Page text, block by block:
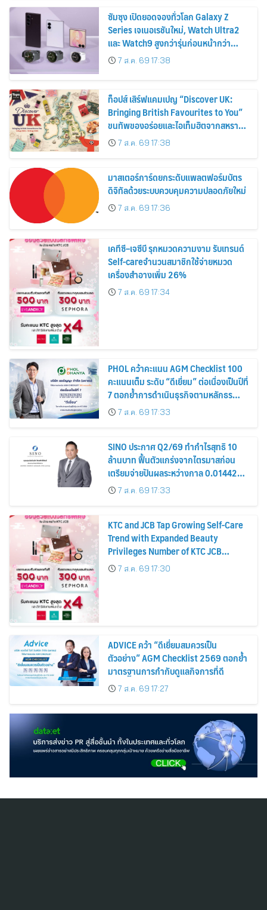
ซัมซุง เปิดยอดจองทั่วโลก Galaxy Z
Series เจเนอเรชันใหม่, Watch Ultra2
และ Watch9 สูงกว่ารุ่นก่อนหน้ากว่า
30%7 ส.ค. 69 17:38
ท็อปส์ เสิร์ฟแคมเปญ “Discover UK:
Bringing British Favourites to You”
ขนทัพของอร่อยและไอเท็มฮิตจากสหราช
อาณาจักร ส่งตรงถึงมือตั้งแต่วันนี้ – 18
สิงหาคมนี้
7 ส.ค. 69 17:38
มาสเตอร์การ์ดยกระดับแพลตฟอร์มบัตร
ดิจิทัลด้วยระบบควบคุมความปลอดภัยใหม่
7 ส.ค. 69 17:36
เคทีซี–เจซีบี รุกหมวดความงาม รับเทรนด์
Self-careจำนวนสมาชิกใช้จ่ายหมวด
เครื่องสำอางเพิ่ม 26%
7 ส.ค. 69 17:34
PHOL คว้าคะแนน AGM Checklist 100
คะแนนเต็ม ระดับ “ดีเยี่ยม” ต่อเนื่องเป็นปีที่
7 ตอกย้ำการดำเนินธุรกิจตามหลักธร
รมาภิบาล โปร่งใส สร้างความเชื่อมั่นผู้ถือ
หุ้น
7 ส.ค. 69 17:33
SINO ประกาศ Q2/69 ทำกำไรสุทธิ 10
ล้านบาท ฟื้นตัวแกร่งจากไตรมาสก่อน
เตรียมจ่ายปันผลระหว่างกาล 0.014423
บาทต่อหุ้น ครึ่งปีหลังมุ่งเติบโตต่อเนื่อง
7 ส.ค. 69 17:33
KTC and JCB Tap Growing Self-Care
Trend with Expanded Beauty
Privileges Number of KTC JCB
Cardmembers Spending on
Cosmetics Rises 26%
7 ส.ค. 69 17:30
ADVICE คว้า “ดีเยี่ยมสมควรเป็น
ตัวอย่าง” AGM Checklist 2569 ตอกย้ำ
มาตรฐานการกำกับดูแลกิจการที่ดี
7 ส.ค. 69 17:27